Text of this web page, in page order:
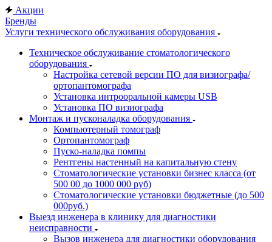
Акции
Бренды
Услуги технического обслуживания оборудования
Техническое обслуживание стоматологического
оборудования
Настройка сетевой версии ПО для визиографа/
ортопантомографа
Установка интрооральной камеры USB
Установка ПО визиографа
Монтаж и пусконаладка оборудования
Компьютерный томограф
Ортопантомограф
Пуско-наладка помпы
Рентгены настенный на капитальную стену
Стоматологические установки бизнес класса (от
500 00 до 1000 000 руб)
Стоматологические установки бюджетные (до 500
000руб.)
Выезд инженера в клинику для диагностики
неисправности
Вызов инженера для диагностики оборудования